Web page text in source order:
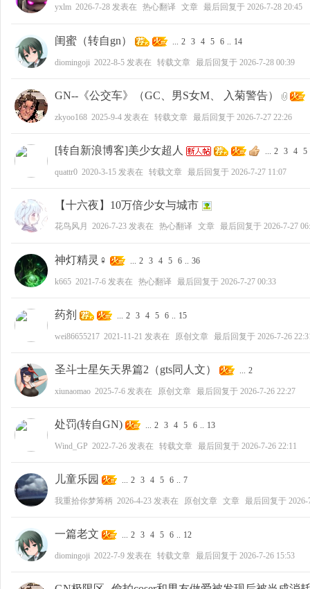
yxlm 2026-7-28 发表在 热心翻译 文章 最后回复于 2026-7-28 20:45
闺蜜（转自gn） ... 2 3 4 5 6 .. 14
diomingoji 2022-8-5 发表在 转载文章 最后回复于 2026-7-28 00:39
GN--《公交车》（GC、男S女M、 入菊警告）
zkyoo168 2025-9-4 发表在 转载文章 最后回复于 2026-7-27 22:26
[转自新浪博客]美少女超人 ... 2 3 4 5
quattr0 2020-3-15 发表在 转载文章 最后回复于 2026-7-27 11:07
【十六夜】10万倍少女与城市
花鸟风月 2026-7-23 发表在 热心翻译 文章 最后回复于 2026-7-27
神灯精灵♀ ... 2 3 4 5 6 .. 36
k665 2021-7-6 发表在 热心翻译 最后回复于 2026-7-27 00:33
药剂 ... 2 3 4 5 6 .. 15
wei86655217 2021-11-21 发表在 原创文章 最后回复于 2026-7-26
圣斗士星矢天界篇2（gts同人文） ... 2
xiunaomao 2025-7-6 发表在 原创文章 最后回复于 2026-7-26 22:27
处罚(转自GN) ... 2 3 4 5 6 .. 13
Wind_GP 2022-7-26 发表在 转载文章 最后回复于 2026-7-26 22:11
儿童乐园 ... 2 3 4 5 6 .. 7
我重拾你梦筹柄 2026-4-23 发表在 原创文章 文章 最后回复于 2026-
一篇老文 ... 2 3 4 5 6 .. 12
diomingoji 2022-7-9 发表在 转载文章 最后回复于 2026-7-26 15:53